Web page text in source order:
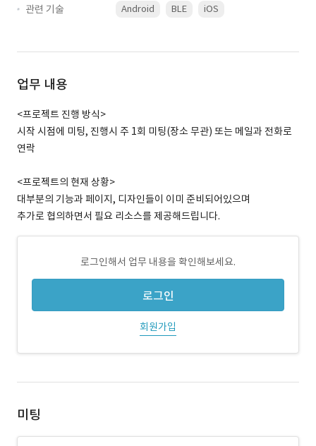
관련 기술
Android BLE iOS
업무 내용
<프로젝트 진행 방식>
시작 시점에 미팅, 진행시 주 1회 미팅(장소 무관) 또는 메일과 전화로
연락
<프로젝트의 현재 상황>
대부분의 기능과 페이지, 디자인들이 이미 준비되어있으며
추가로 협의하면서 필요 리소스를 제공해드립니다.
로그인해서 업무 내용을 확인해보세요.
로그인
회원가입
미팅